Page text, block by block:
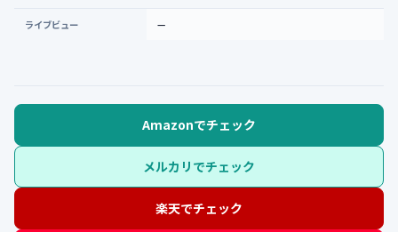
ライブビュー —
Amazonでチェック
メルカリでチェック
楽天でチェック